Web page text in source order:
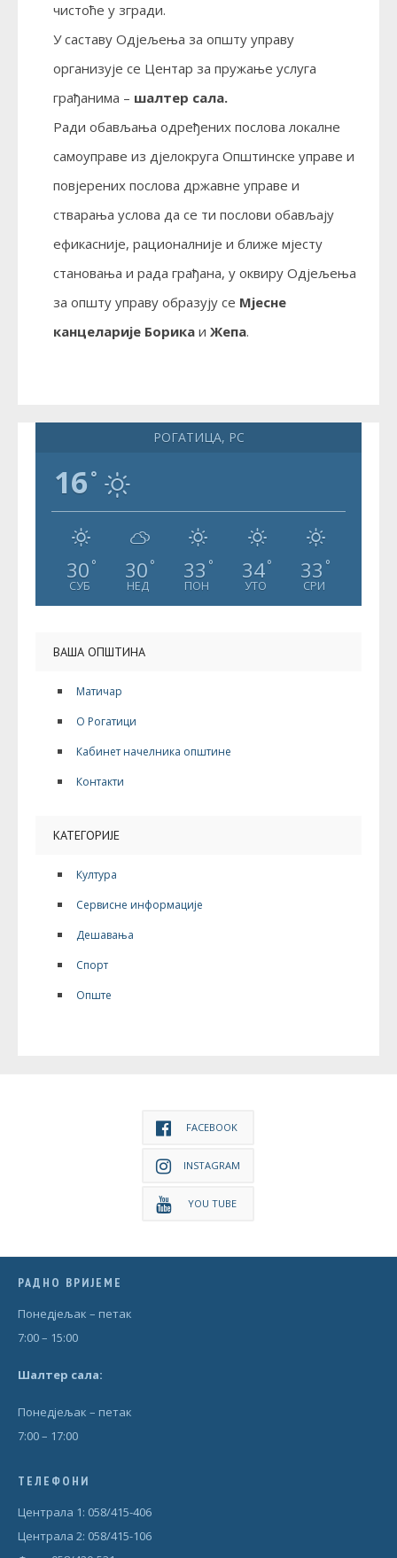
чистоће у згради.
У саставу Одјељења за општу управу
организује се Центар за пружање услуга
грађанима – шалтер сала.
Ради обављања одређених послова локалне
самоуправе из дјелокруга Општинске управе и
повјерених послова државне управе и
стварања услова да се ти послови обављају
ефикасније, рационалније и ближе мјесту
становања и рада грађана, у оквиру Одјељења
за општу управу образују се Мјесне
канцеларије Борика и Жепа.
РОГАТИЦА, РС
16 °
30 °
СУБ
30 °
НЕД
33 °
ПОН
34°
УТО
33 °
СРИ
ВАША ОПШТИНА
Матичар
О Рогатици
Кабинет начелника општине
Контакти
КАТЕГОРИЈЕ
Култура
Сервисне информације
Дешавања
Спорт
Опште
FACEBOOK
INSTAGRAM
YOU TUBE
РАДНО ВРИЈЕМЕ
Понедjељак – петак
7:00 – 15:00
Шалтер сала:
Понедjељак – петак
7:00 – 17:00
ТЕЛЕФОНИ
Централа 1: 058/415-406
Централа 2: 058/415-106